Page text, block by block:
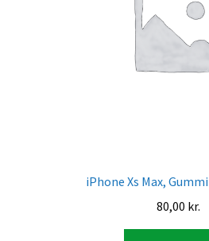
iPhone Xs Max,
80,00 kr.